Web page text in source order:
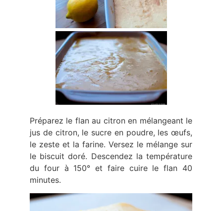
Préparez le flan au citron en mélangeant le
jus de citron, le sucre en poudre, les œufs,
le zeste et la farine. Versez le mélange sur
le biscuit doré. Descendez la température
du four à 150° et faire cuire le flan 40
minutes.